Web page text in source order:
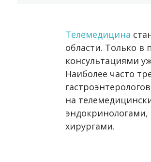
Телемедицина
области. Только в
консультациями
Наиболее часто
на
хирургами.